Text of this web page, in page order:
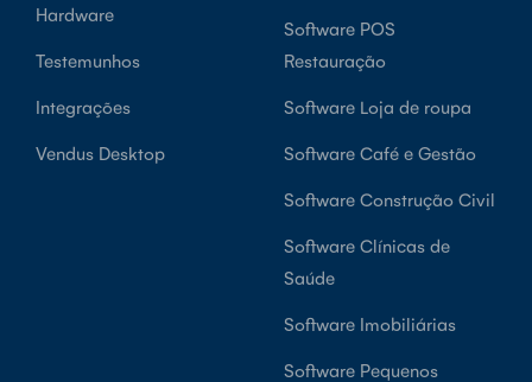
Hardware
Testemunhos
Integrações
Vendus Desktop
Software POS
Restauração
Software Loja de roupa
Software Café e Gestão
Software Construção Civil
Software Clínicas de
Saúde
Software Imobiliárias
Software Pequenos